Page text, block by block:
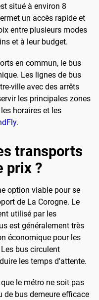
situé à environ 8
un accès rapide et
entre plusieurs modes
et à leur budget.
en commun, le bus
Les lignes de bus
ville avec des arrêts
les principales zones
horaires et les
.
transports
prix ?
option viable pour se
de La Corogne. Le
utilisé par les
est généralement très
économique pour les
bus circulent
les temps d'attente.
le métro ne soit pas
de bus demeure efficace